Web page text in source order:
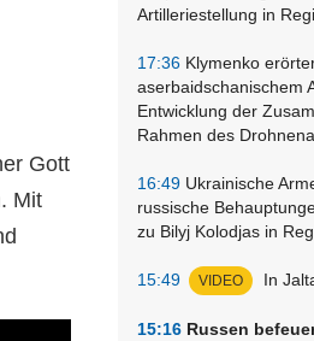
Artilleriestellung in
17:36 Klymenko
aserbaidschanischem
Entwicklung der
Rahmen des
16:49 Ukrainische
russische
zu Bilyj Kolodjas in
15:49 VIDEO In
15:16 Russen
Gott
Mit